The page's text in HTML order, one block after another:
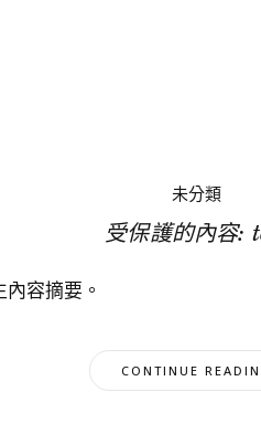
未分類
受保護的內容:
容摘要。
CONTINUE